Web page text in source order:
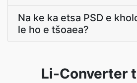
Na ke ka etsa PSD e
le ho e tšoaea?
Li-Converter